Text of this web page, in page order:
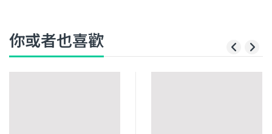
你或者也喜歡